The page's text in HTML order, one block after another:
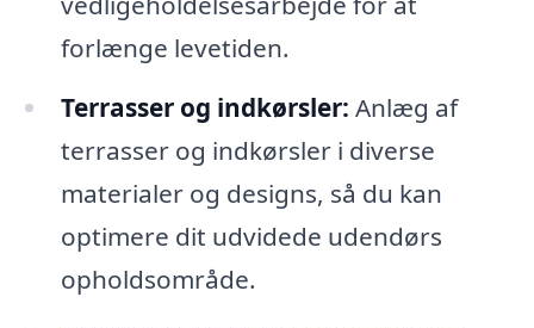
forlænge levetiden.
Terrasser og indkørsler: Anlæg af
terrasser og indkørsler i diverse
materialer og designs, så du kan
optimere dit udvidede udendørs
opholdsområde.